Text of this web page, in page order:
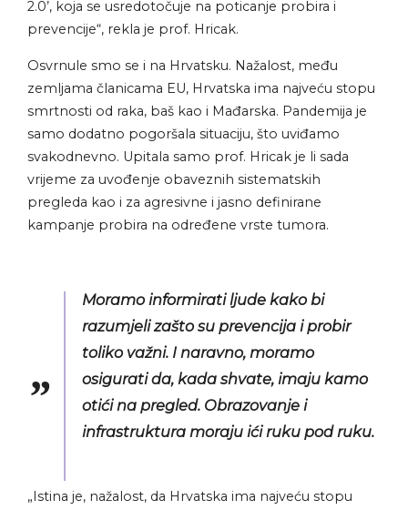
2.0’, koja se usredotočuje na poticanje probira i
prevencije“, rekla je prof. Hricak.
Osvrnule smo se i na Hrvatsku. Nažalost, među
zemljama članicama EU, Hrvatska ima najveću stopu
smrtnosti od raka, baš kao i Mađarska. Pandemija je
samo dodatno pogoršala situaciju, što uviđamo
svakodnevno. Upitala samo prof. Hricak je li sada
vrijeme za uvođenje obaveznih sistematskih
pregleda kao i za agresivne i jasno definirane
kampanje probira na određene vrste tumora.
Moramo informirati ljude kako bi
razumjeli zašto su prevencija i probir
toliko važni. I naravno, moramo
osigurati da, kada shvate, imaju kamo
otići na pregled. Obrazovanje i
infrastruktura moraju ići ruku pod ruku.
„Istina je, nažalost, da Hrvatska ima najveću stopu